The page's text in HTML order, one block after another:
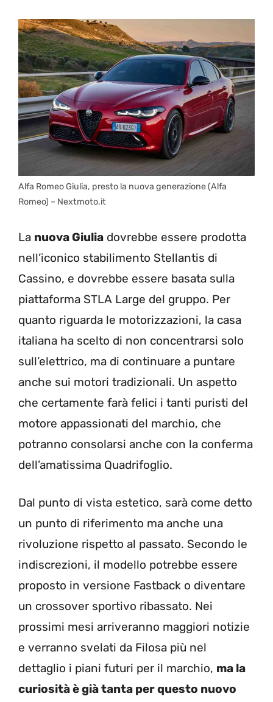
Alfa Romeo Giulia, presto la nuova generazione (Alfa
Romeo) – Nextmoto.it
La nuova Giulia dovrebbe essere prodotta
nell’iconico stabilimento Stellantis di
Cassino, e dovrebbe essere basata sulla
piattaforma STLA Large del gruppo. Per
quanto riguarda le motorizzazioni, la casa
italiana ha scelto di non concentrarsi solo
sull’elettrico, ma di continuare a puntare
anche sui motori tradizionali. Un aspetto
che certamente farà felici i tanti puristi del
motore appassionati del marchio, che
potranno consolarsi anche con la conferma
dell’amatissima Quadrifoglio.
Dal punto di vista estetico, sarà come detto
un punto di riferimento ma anche una
rivoluzione rispetto al passato. Secondo le
indiscrezioni, il modello potrebbe essere
proposto in versione Fastback o diventare
un crossover sportivo ribassato. Nei
prossimi mesi arriveranno maggiori notizie
e verranno svelati da Filosa più nel
dettaglio i piani futuri per il marchio, ma la
curiosità è già tanta per questo nuovo